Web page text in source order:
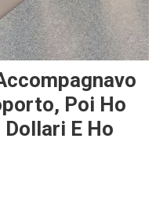
Poi Ho
E Ho